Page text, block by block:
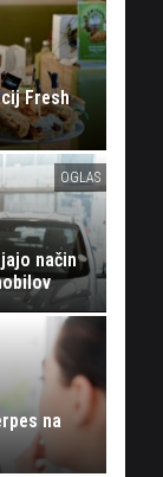
Fresh
OGLAS
način
na